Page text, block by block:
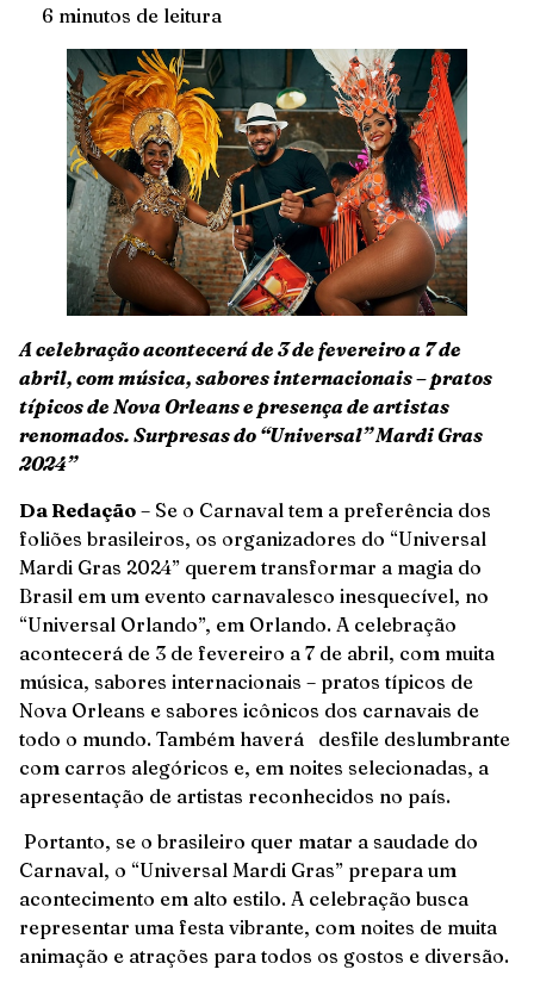
6 minutos de leitura
A celebração acontecerá de 3 de fevereiro a 7 de
abril, com música, sabores internacionais – pratos
típicos de Nova Orleans e presença de artistas
renomados. Surpresas do “Universal” Mardi Gras
2024”
Da Redação – Se o Carnaval tem a preferência dos
foliões brasileiros, os organizadores do “Universal
Mardi Gras 2024” querem transformar a magia do
Brasil em um evento carnavalesco inesquecível, no
“Universal Orlando”, em Orlando. A celebração
acontecerá de 3 de fevereiro a 7 de abril, com muita
música, sabores internacionais – pratos típicos de
Nova Orleans e sabores icônicos dos carnavais de
todo o mundo. Também haverá desfile deslumbrante
com carros alegóricos e, em noites selecionadas, a
apresentação de artistas reconhecidos no país.
Portanto, se o brasileiro quer matar a saudade do
Carnaval, o “Universal Mardi Gras” prepara um
acontecimento em alto estilo. A celebração busca
representar uma festa vibrante, com noites de muita
animação e atrações para todos os gostos e diversão.